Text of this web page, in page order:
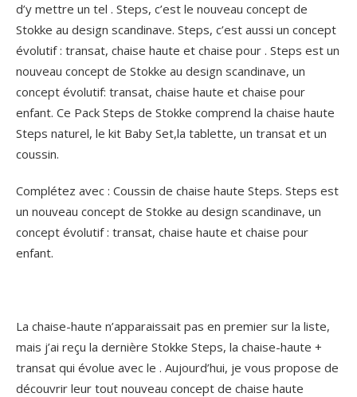
d’y mettre un tel . Steps, c’est le nouveau concept de
Stokke au design scandinave. Steps, c’est aussi un concept
évolutif : transat, chaise haute et chaise pour . Steps est un
nouveau concept de Stokke au design scandinave, un
concept évolutif: transat, chaise haute et chaise pour
enfant. Ce Pack Steps de Stokke comprend la chaise haute
Steps naturel, le kit Baby Set,la tablette, un transat et un
coussin.
Complétez avec : Coussin de chaise haute Steps. Steps est
un nouveau concept de Stokke au design scandinave, un
concept évolutif : transat, chaise haute et chaise pour
enfant.
La chaise-haute n’apparaissait pas en premier sur la liste,
mais j’ai reçu la dernière Stokke Steps, la chaise-haute +
transat qui évolue avec le . Aujourd’hui, je vous propose de
découvrir leur tout nouveau concept de chaise haute